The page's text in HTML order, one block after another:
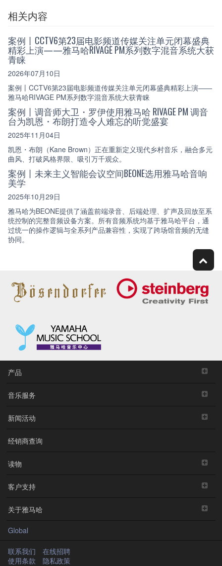
相关内容
案例丨CCTV6第23届电影频道传媒关注单元闭幕盛典
精彩上演——雅马哈RIVAGE PM系列数字混音系统大获
青睐
2026年07月10日
案例丨CCTV6第23届电影频道传媒关注单元闭幕盛典精彩上演——
雅马哈RIVAGE PM系列数字混音系统大获青睐
案例丨调音师大卫・罗伊使用雅马哈 RIVAGE PM 调音
台为凯恩・布朗打造令人难忘的听觉盛宴
2025年11月04日
凯恩・布朗（Kane Brown）正在重新定义现代乡村音乐，融合多元
曲风、打破风格界限、吸引万千观众。
案例丨未来主义智能会议空间BEONE选用雅马哈音响
美学
2025年10月29日
雅马哈为BEONE提供了涵盖前端录音、后端处理、扩声及回放至系
统控制的完整音频设备方案。所有音频系统均基于雅马哈平台，通
过统一的操作逻辑与全系列产品兼容性，实现了跨场馆音频的无缝
协同。
产品
音乐服务
新闻活动
经销商查询
读物
客户支持
关于雅马哈
Global
联系我们
在线招聘
使用条款
隐私政策